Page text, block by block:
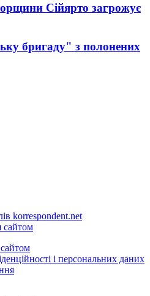
Сійярто загрожує
бригаду" з полонених
korrespondent.net
сайтом
і персональних даних